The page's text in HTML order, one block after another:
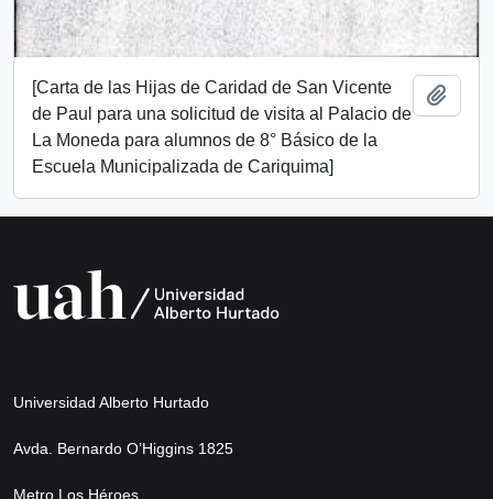
[Carta de las Hijas de Caridad de San Vicente
de Paul para una solicitud de visita al Palacio de
La Moneda para alumnos de 8° Básico de la
Escuela Municipalizada de Cariquima]
Universidad Alberto Hurtado
Avda. Bernardo O’Higgins 1825
Metro Los Héroes